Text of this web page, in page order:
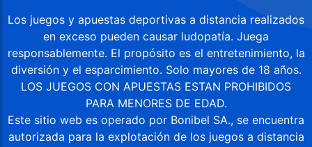
Los juegos y apuestas deportivas a distancia realizados
en exceso pueden causar ludopatía. Juega
responsablemente. El propósito es el entretenimiento, la
diversión y el esparcimiento. Solo mayores de 18 años.
LOS JUEGOS CON APUESTAS ESTAN PROHIBIDOS
PARA MENORES DE EDAD.
Este sitio web es operado por Bonibel SA., se encuentra
autorizada para la explotación de los juegos a distancia